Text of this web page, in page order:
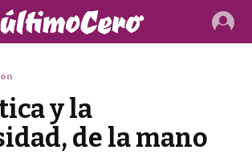
y la
de la mano